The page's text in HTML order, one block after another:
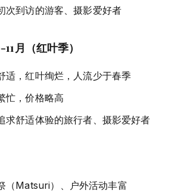
次到访的游客、摄影爱好者
月（红叶季）
适，红叶绚烂，人流少于春季
忙，价格略高
求舒适体验的旅行者、摄影爱好者
（Matsuri）、户外活动丰富